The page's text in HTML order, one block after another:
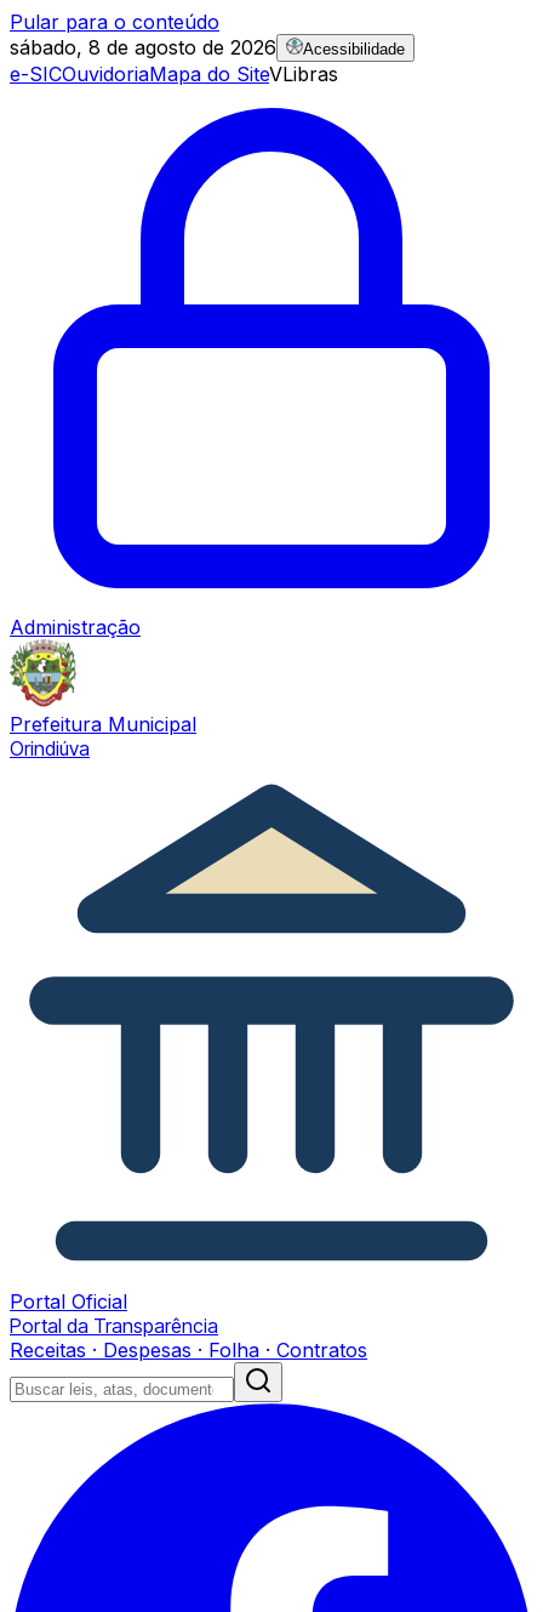
Pular para o conteúdo
sábado, 8 de agosto de 2026
Acessibilidade
e-SICOuvidoriaMapa do SiteVLibras
Administração
Prefeitura Municipal
Orindiúva
Portal Oficial
Portal da Transparência
Receitas · Despesas · Folha · Contratos